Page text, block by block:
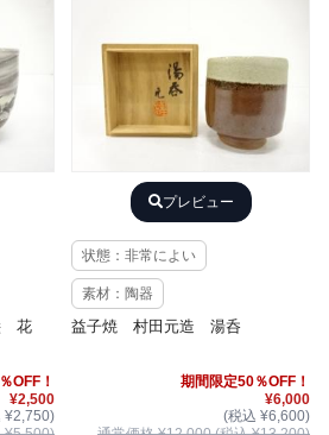
花
OFF！
¥2,500
¥2,750)
プレビュー
状態：非常によい
素材：陶器
益子焼 村田元造 湯呑
期間限定50％OFF！
¥6,000
(税込 ¥6,600)